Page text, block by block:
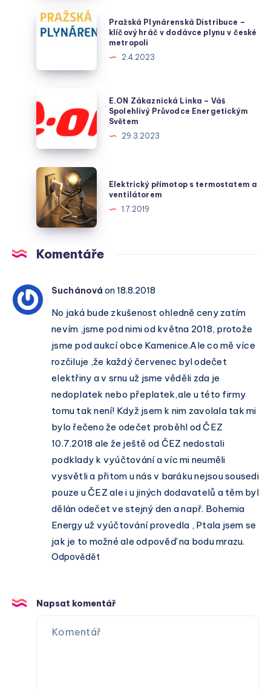
Pražská
Plynárenská
klíčový
dodávce
plynu
české
metropoli
Pražská Plynárenská Distribuce –
klíčový hráč v dodávce plynu v české
metropoli
2.4.2023
Zákaznická
Linka
Váš
Spolehlivý
Průvodce
Energetickým
Světem
E.ON Zákaznická Linka – Váš
Spolehlivý Průvodce Energetickým
Světem
29.3.2023
Elektrický
přímotop
termostatem
ventilátorem
Elektrický přímotop s termostatem a
ventilátorem
1.7.2019
Komentáře
Suchánová on 18.8.2018
No jaká bude zkušenost ohledně ceny zatím
nevím ,jsme pod nimi od května 2018, protože
jsme pod aukcí obce Kamenice.Ale co mě více
rozčiluje ,že každý červenec byl odečet
elektřiny a v srnu už jsme věděli zda je
nedoplatek nebo přeplatek,ale u této firmy
tomu tak není! Když jsem k nim zavolala tak mi
bylo řečeno že odečet proběhl od ČEZ
10.7.2018 ale že ještě od ČEZ nedostali
podklady k vyúčtování a víc mi neuměli
vysvětli a přitom u nás v baráku nejsou sousedi
pouze u ČEZ ale i u jiných dodavatelů a těm byl
dělán odečet ve stejný den a např. Bohemia
Energy už vyúčtování provedla , Ptala jsem se
jak je to možné ale odpověď na bodu mrazu.
Odpovědět
Napsat komentář